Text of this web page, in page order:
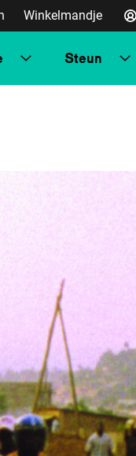
Winkelmandje
Steun